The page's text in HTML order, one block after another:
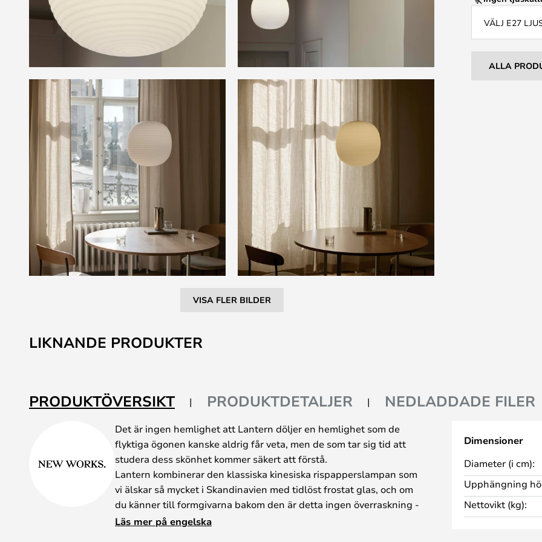
VISA FLER BILDER
till
början
VÄLJ E27
ALLA
LIKNANDE PRODUKTER
PRODUKTÖVERSIKT PRODUKTDETALJER NEDLADDADE FILER
Det är ingen hemlighet att Lantern döljer en hemlighet som de
flyktiga ögonen kanske aldrig får veta, men de som tar sig tid att
studera dess skönhet kommer säkert att förstå.
Lantern kombinerar den klassiska kinesiska rispapperslampan som
vi älskar så mycket i Skandinavien med tidlöst frostat glas, och om
du känner till formgivarna bakom den är detta ingen överraskning -
Anderssen & Voll har en lång historia av att kombinera
Läs mer på engelska
Dimensioner
Diameter (i cm):
Upphängning
Nettovikt (kg):